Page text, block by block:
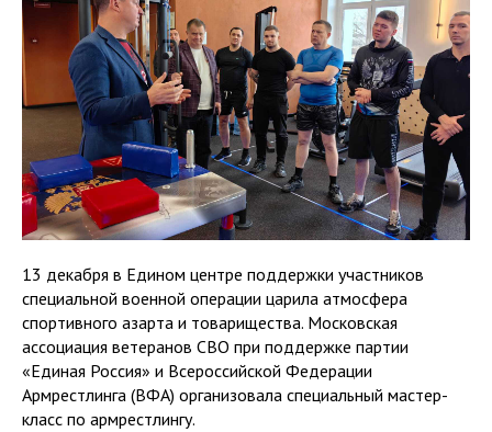
13 декабря в Едином центре поддержки участников
специальной военной операции царила атмосфера
спортивного азарта и товарищества. Московская
ассоциация ветеранов СВО при поддержке партии
«Единая Россия» и Всероссийской Федерации
Армрестлинга (ВФА) организовала специальный мастер-
класс по армрестлингу.